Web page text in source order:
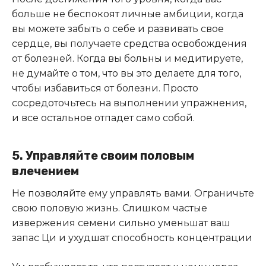
больше не беспокоят личные амбиции, когда
вы можете забыть о себе и развивать свое
сердце, вы получаете средства освобождения
от болезней. Когда вы больны и медитируете,
не думайте о том, что вы это делаете для того,
чтобы избавиться от болезни. Просто
сосредоточьтесь на выполнении упражнения,
и все остальное отпадет само собой.
5. Управляйте своим половым
влечением
Не позволяйте ему управлять вами. Ограничьте
свою половую жизнь. Слишком частые
извержения семени сильно уменьшат ваш
запас Ци и ухудшат способность концентрации